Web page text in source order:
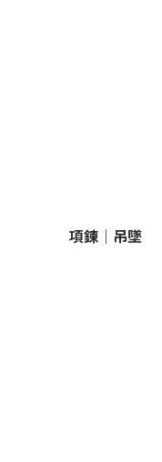
項鍊｜吊墜